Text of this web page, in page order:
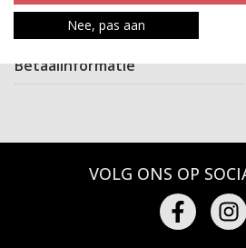
Product kenmerken
Betaalinformatie
VOLG ONS OP
Nee, pas aan